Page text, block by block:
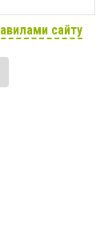
сайту